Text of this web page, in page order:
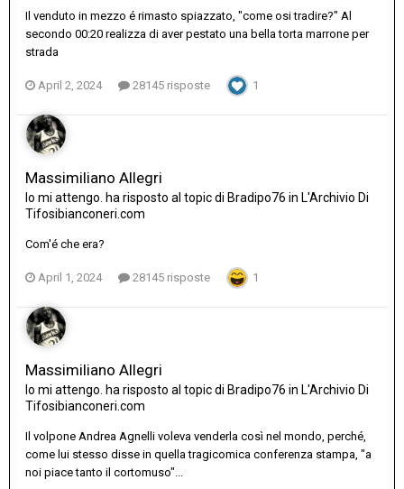
Il venduto in mezzo é rimasto spiazzato, "come osi tradire?" Al
secondo 00:20 realizza di aver pestato una bella torta marrone per
strada
April 2, 2024 28145 risposte 1
Massimiliano Allegri
Io mi attengo. ha risposto al topic di Bradipo76 in L'Archivio Di
Tifosibianconeri.com
Com'é che era?
April 1, 2024 28145 risposte 1
Massimiliano Allegri
Io mi attengo. ha risposto al topic di Bradipo76 in L'Archivio Di
Tifosibianconeri.com
Il volpone Andrea Agnelli voleva venderla così nel mondo, perché,
come lui stesso disse in quella tragicomica conferenza stampa, "a
noi piace tanto il cortomuso"...